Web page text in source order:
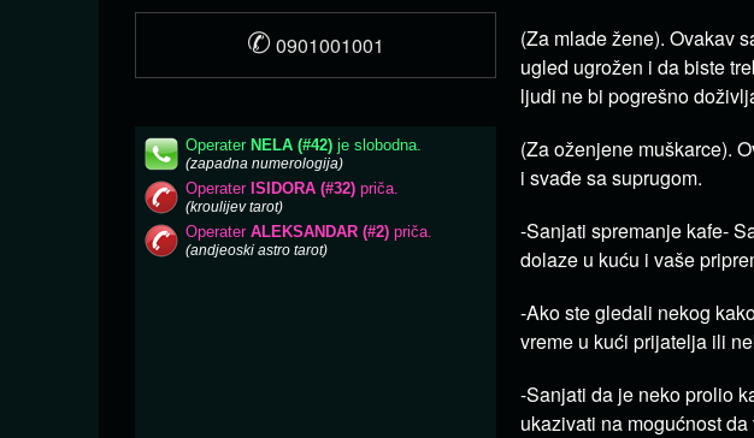
(Za mlade žene). Ovakav
ugled ugrožen i da biste
ljudi ne bi pogrešno
(Za oženjene muškarce).
i svađe sa suprugom.
-Sanjati spremanje kafe-
dolaze u kuću i vaše
-Ako ste gledali nekog
vreme u kući prijatelja ili
-Sanjati da je neko prolio
ukazivati na mogućnost
✆ 0901001001